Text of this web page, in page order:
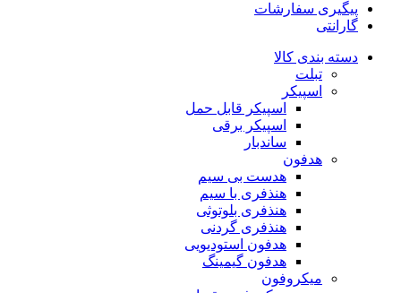
پیگیری سفارشات
گارانتی
دسته بندی کالا
تبلت
اسپیکر
اسپیکر قابل حمل
اسپیکر برقی
ساندبار
هدفون
هدست بی سیم
هنذفری با سیم
هنذفری بلوتوثی
هنذفری گردنی
هدفون استودیویی
هدفون گیمینگ
میکروفون